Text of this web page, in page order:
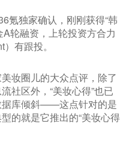
氪独家确认，刚刚获得“韩
轮融资，上轮投资方合力
有跟投。
妆圈儿的大众点评，除了
社区外，“美妆心得”也已
据库倾斜——这点针对的是
的就是它推出的“美妆心得